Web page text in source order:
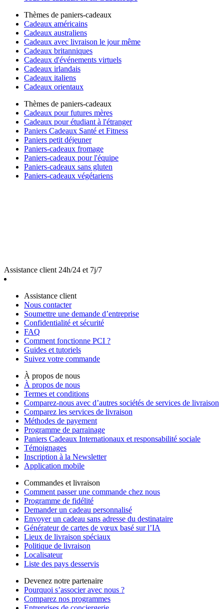
Thèmes de paniers-cadeaux
Cadeaux américains
Cadeaux australiens
Cadeaux avec livraison le jour même
Cadeaux britanniques
Cadeaux d'événements virtuels
Cadeaux irlandais
Cadeaux italiens
Cadeaux orientaux
Thèmes de paniers-cadeaux
Cadeaux pour futures mères
Cadeaux pour étudiant à l'étranger
Paniers Cadeaux Santé et Fitness
Paniers petit déjeuner
Paniers-cadeaux fromage
Paniers-cadeaux pour l'équipe
Paniers-cadeaux sans gluten
Paniers-cadeaux végétariens
Assistance client 24h/24 et 7j/7
Assistance client
Nous contacter
Soumettre une demande d’entreprise
Confidentialité et sécurité
FAQ
Comment fonctionne PCI ?
Guides et tutoriels
Suivez votre commande
À propos de nous
À propos de nous
Termes et conditions
Comparez-nous avec d’autres sociétés de services de livraison
Comparez les services de livraison
Méthodes de payement
Programme de parrainage
Paniers Cadeaux Internationaux et responsabilité sociale
Témoignages
Inscription à la Newsletter
Application mobile
Commandes et livraison
Comment passer une commande chez nous
Programme de fidélité
Demander un cadeau personnalisé
Envoyer un cadeau sans adresse du destinataire
Générateur de cartes de vœux basé sur l’IA
Lieux de livraison spéciaux
Politique de livraison
Localisateur
Liste des pays desservis
Devenez notre partenaire
Pourquoi s’associer avec nous ?
Comparez nos programmes